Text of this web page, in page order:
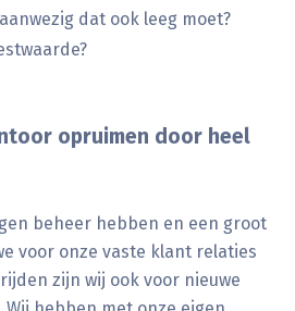
dat ook leeg moet?
opruimen door heel
beheer hebben en een groot
voor onze vaste klant relaties
zijn wij ook voor nieuwe